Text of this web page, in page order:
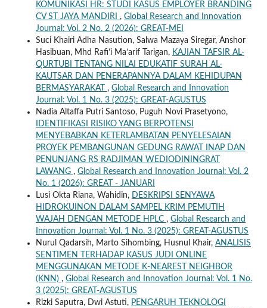
KOMUNIKASI HR: STUDI KASUS EMPLOYER BRANDING
CV ST JAYA MANDIRI , Global Research and Innovation
Journal: Vol. 2 No. 2 (2026): GREAT-MEI
Suci Khairi Adha Nasution, Salwa Mazaya Siregar, Anshor
Hasibuan, Mhd Rafi’i Ma’arif Tarigan, KAJIAN TAFSIR AL-
QURTUBI TENTANG NILAI EDUKATIF SURAH AL-
KAUTSAR DAN PENERAPANNYA DALAM KEHIDUPAN
BERMASYARAKAT , Global Research and Innovation
Journal: Vol. 1 No. 3 (2025): GREAT-AGUSTUS
Nadia Altaffa Putri Santoso, Puguh Novi Prasetyono,
IDENTIFIKASI RISIKO YANG BERPOTENSI
MENYEBABKAN KETERLAMBATAN PENYELESAIAN
PROYEK PEMBANGUNAN GEDUNG RAWAT INAP DAN
PENUNJANG RS RADJIMAN WEDIODININGRAT
LAWANG , Global Research and Innovation Journal: Vol. 2
No. 1 (2026): GREAT - JANUARI
Lusi Okta Riana, Wahidin, DESKRIPSI SENYAWA
HIDROKUINON DALAM SAMPEL KRIM PEMUTIH
WAJAH DENGAN METODE HPLC , Global Research and
Innovation Journal: Vol. 1 No. 3 (2025): GREAT-AGUSTUS
Nurul Qadarsih, Marto Sihombing, Husnul Khair, ANALISIS
SENTIMEN TERHADAP KASUS JUDI ONLINE
MENGGUNAKAN METODE K-NEAREST NEIGHBOR
(KNN) , Global Research and Innovation Journal: Vol. 1 No.
3 (2025): GREAT-AGUSTUS
Rizki Saputra, Dwi Astuti, PENGARUH TEKNOLOGI